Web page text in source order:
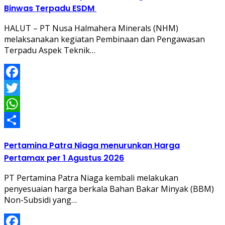
Binwas Terpadu ESDM
HALUT – PT Nusa Halmahera Minerals (NHM)
melaksanakan kegiatan Pembinaan dan Pengawasan
Terpadu Aspek Teknik…
Facebook
Twitter
WhatsApp
Pertamina Patra Niaga menurunkan Harga
Pertamax per 1 Agustus 2026
PT Pertamina Patra Niaga kembali melakukan
penyesuaian harga berkala Bahan Bakar Minyak (BBM)
Non-Subsidi yang…